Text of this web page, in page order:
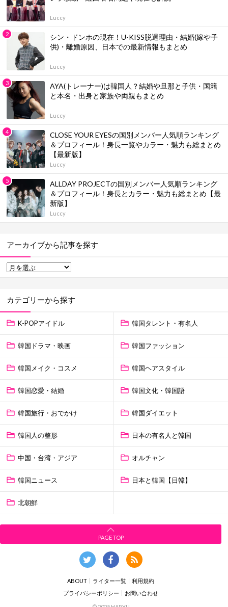
Luccy
シン・ドンホの現在！U-KISS脱退理由・結婚(嫁や子
供)・離婚原因、日本での最新情報もまとめ
Luccy
AYA(トレーナー)は韓国人？結婚や旦那と子供・国籍
と本名・出身と家族や両親もまとめ
Luccy
CLOSE YOUR EYESの国別メンバー人気順ランキング
＆プロフィール！身長一覧やカラー・魅力も総まとめ
【最新版】
Luccy
ALLDAY PROJECTの国別メンバー人気順ランキング
＆プロフィール！身長とカラー・魅力も総まとめ【最
新版】
Luccy
アーカイブから記事を探す
カテゴリーから探す
K-POPアイドル 韓国タレント・有名人
韓国ドラマ・映画 韓国ファッション
韓国メイク・コスメ 韓国ヘアスタイル
韓国恋愛・結婚 韓国文化・韓国語
韓国旅行・おでかけ 韓国ダイエット
韓国人の整形 日本の有名人と韓国
中国・台湾・アジア オルチャン
韓国ニュース 日本と韓国【日韓】
北朝鮮
PAGE TOP
ABOUT ライター一覧
利用規約
プライバシーポリシー
お問い合わせ